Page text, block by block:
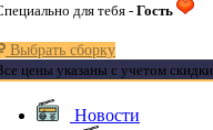
для тебя - Гость
Выбрать сборку
цены указаны с учетом скидки
Новости